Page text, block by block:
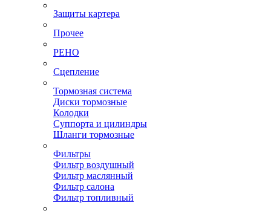
Защиты картера
Прочее
РЕНО
Сцепление
Тормозная система
Диски тормозные
Колодки
Суппорта и цилиндры
Шланги тормозные
Фильтры
Фильтр воздушный
Фильтр маслянный
Фильтр салона
Фильтр топливный